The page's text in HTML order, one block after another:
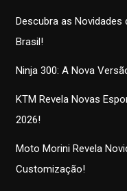
Descubra as Novidades
Brasil!
Ninja 300: A Nova
KTM Revela Novas
2026!
Moto Morini Revela
Customização!